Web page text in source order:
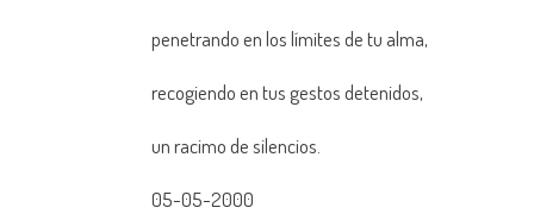
penetrando en los límites de tu alma,
recogiendo en tus gestos detenidos,
un racimo de silencios.
05-05-2000